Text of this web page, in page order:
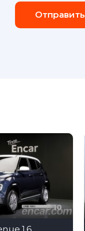
Отправить
10
1.6